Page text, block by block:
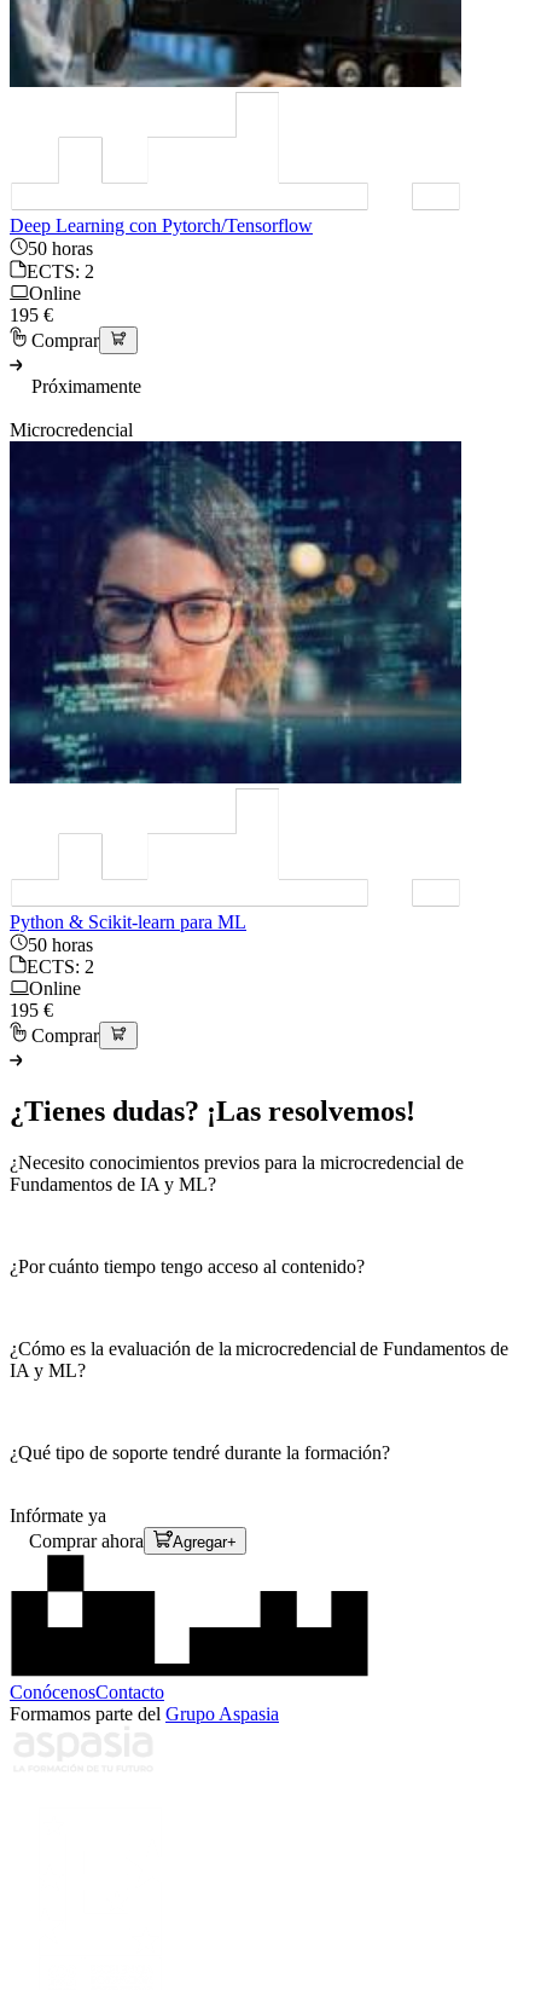
Deep Learning con Pytorch/Tensorflow
50 horas
ECTS: 2
Online
195 €
Comprar
Próximamente
Microcredencial
Python & Scikit-learn para ML
50 horas
ECTS: 2
Online
195 €
Comprar
¿Tienes dudas? ¡Las resolvemos!
¿Necesito conocimientos previos para la microcredencial de
Fundamentos de IA y ML?
¿Por cuánto tiempo tengo acceso al contenido?
¿Cómo es la evaluación de la microcredencial de Fundamentos de
IA y ML?
¿Qué tipo de soporte tendré durante la formación?
Infórmate ya
Comprar ahora
Agregar+
ConócenosContacto
Formamos parte del Grupo Aspasia